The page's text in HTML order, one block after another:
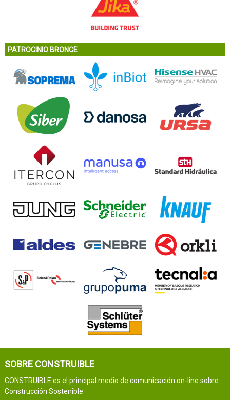
PATROCINIO BRONCE
SOBRE CONSTRUIBLE
CONSTRUIBLE es el principal medio de comunicación on-line sobre
Construcción Sostenible.